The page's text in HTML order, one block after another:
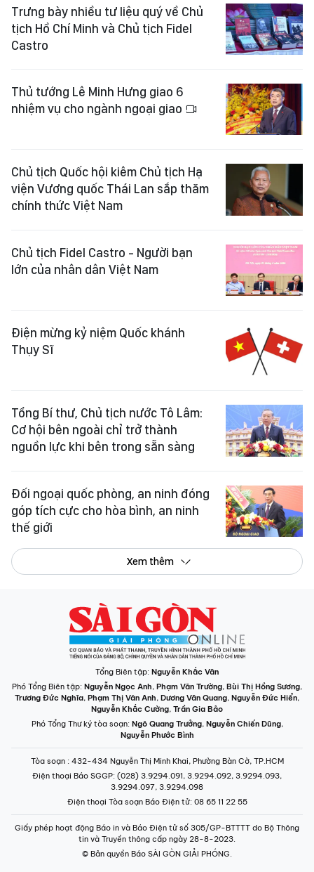
Trưng bày nhiều tư liệu quý về Chủ
tịch Hồ Chí Minh và Chủ tịch Fidel
Castro
Thủ tướng Lê Minh Hưng giao 6
nhiệm vụ cho ngành ngoại giao
Chủ tịch Quốc hội kiêm Chủ tịch Hạ
viện Vương quốc Thái Lan sắp thăm
chính thức Việt Nam
Chủ tịch Fidel Castro - Người bạn
lớn của nhân dân Việt Nam
Điện mừng kỷ niệm Quốc khánh
Thụy Sĩ
Tổng Bí thư, Chủ tịch nước Tô Lâm:
Cơ hội bên ngoài chỉ trở thành
nguồn lực khi bên trong sẵn sàng
Đối ngoại quốc phòng, an ninh đóng
góp tích cực cho hòa bình, an ninh
thế giới
Xem thêm
Tổng Biên tập: Nguyễn Khắc Văn
Phó Tổng Biên tập: Nguyễn Ngọc Anh, Phạm Văn Trường, Bùi Thị Hồng Sương,
Trương Đức Nghĩa, Phạm Thị Vân Anh, Dương Văn Quang, Nguyễn Đức Hiển,
Nguyễn Khắc Cường, Trần Gia Bảo
Phó Tổng Thư ký tòa soạn: Ngô Quang Trưởng, Nguyễn Chiến Dũng,
Nguyễn Phước Bình
Tòa soạn : 432-434 Nguyễn Thị Minh Khai, Phường Bàn Cờ, TP.HCM
Điện thoại Báo SGGP: (028) 3.9294.091, 3.9294.092, 3.9294.093,
3.9294.097, 3.9294.098
Điện thoại Tòa soạn Báo Điện tử: 08 65 11 22 55
Giấy phép hoạt động Báo in và Báo Điện tử số 305/GP-BTTTT do Bộ Thông
tin và Truyền thông cấp ngày 28-8-2023.
© Bản quyền Báo SÀI GÒN GIẢI PHÓNG.